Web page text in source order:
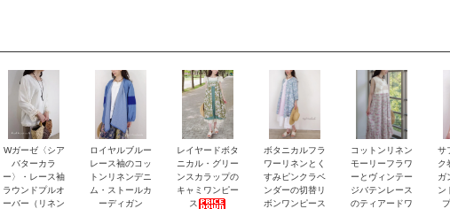
Wガーゼ〈シア
バターカラ
ー〉・レース袖
ラウンドプルオ
ーバー（リネン
ロイヤルブルー
レース袖のコッ
トンリネンデニ
ム・ストールカ
ーディガン
レイヤードボタ
ニカル・グリー
ンスカラップの
キャミワンピー
ス
ボタニカルフラ
ワーリネンとく
すみピンクラベ
ンダーの切替リ
ボンワンピース
コットンリネン
モーリーフラワ
ーとヴィンテー
ジバテンレース
のティアードワ
サ
ク
ガ
ン